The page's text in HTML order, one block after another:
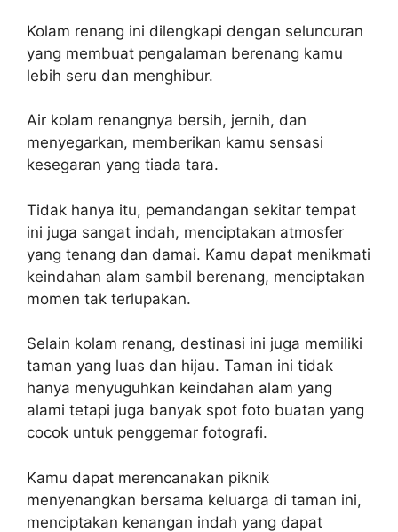
Kolam renang ini dilengkapi dengan seluncuran
yang membuat pengalaman berenang kamu
lebih seru dan menghibur.
Air kolam renangnya bersih, jernih, dan
menyegarkan, memberikan kamu sensasi
kesegaran yang tiada tara.
Tidak hanya itu, pemandangan sekitar tempat
ini juga sangat indah, menciptakan atmosfer
yang tenang dan damai. Kamu dapat menikmati
keindahan alam sambil berenang, menciptakan
momen tak terlupakan.
Selain kolam renang, destinasi ini juga memiliki
taman yang luas dan hijau. Taman ini tidak
hanya menyuguhkan keindahan alam yang
alami tetapi juga banyak spot foto buatan yang
cocok untuk penggemar fotografi.
Kamu dapat merencanakan piknik
menyenangkan bersama keluarga di taman ini,
menciptakan kenangan indah yang dapat